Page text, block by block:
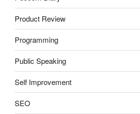
Product Review
Programming
Public Speaking
Self Improvement
SEO